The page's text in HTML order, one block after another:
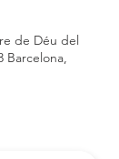
de Déu del
Barcelona,